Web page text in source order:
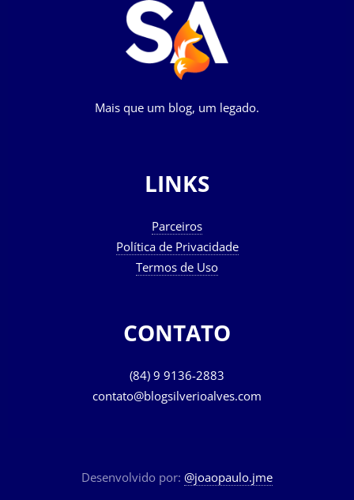
Mais que um blog, um legado.
LINKS
Parceiros
Política de Privacidade
Termos de Uso
CONTATO
(84) 9 9136-2883
contato@blogsilverioalves.com
Desenvolvido por: @joaopaulo.jme